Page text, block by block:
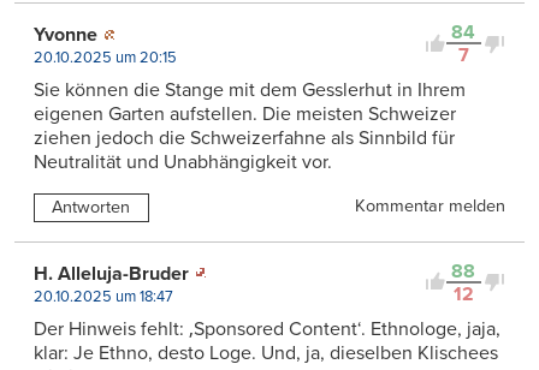
84
7
Yvonne
20.10.2025 um 20:15
Sie können die Stange mit dem Gesslerhut in Ihrem
eigenen Garten aufstellen. Die meisten Schweizer
ziehen jedoch die Schweizerfahne als Sinnbild für
Neutralität und Unabhängigkeit vor.
Antworten Kommentar melden
88
12
H. Alleluja-Bruder
20.10.2025 um 18:47
Der Hinweis fehlt: ‚Sponsored Content‘. Ethnologe, jaja,
klar: Je Ethno, desto Loge. Und, ja, dieselben Klischees